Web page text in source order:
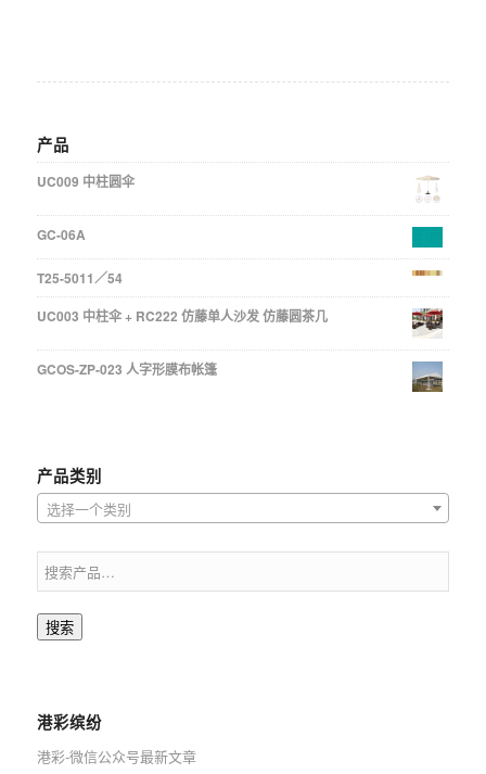
产品
UC009 中柱圆伞
GC-06A
T25-5011／54
UC003 中柱伞 + RC222 仿藤单人沙发 仿藤圆茶几
GCOS-ZP-023 人字形膜布帐篷
产品类别
选择一个类别
搜索
港彩缤纷
港彩-微信公众号最新文章